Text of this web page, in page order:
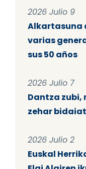
2026 Julio 9
Alkartasuna
varias
sus 50 años
2026 Julio 7
Dantza zubi,
zehar
2026 Julio 2
Euskal